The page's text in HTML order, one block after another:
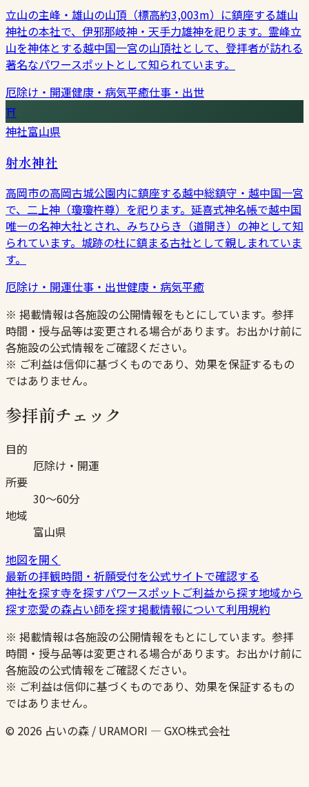
立山の主峰・雄山の山頂（標高約3,003m）に鎮座する雄山
神社の本社で、伊邪那岐神・天手力雄神を祀ります。霊峰立
山を神体とする越中国一宮の山頂社として、登拝者が訪れる
著名なパワースポットとして知られています。
厄除け・開運健康・病気平癒仕事・出世
⛩
神社富山県
射水神社
高岡市の高岡古城公園内に鎮座する越中総鎮守・越中国一宮
で、二上神（瓊瓊杵尊）を祀ります。延喜式神名帳で越中国
唯一の名神大社とされ、みちひらき（道開き）の神として知
られています。城跡の杜に鎮まる古社として親しまれていま
す。
厄除け・開運仕事・出世健康・病気平癒
※ 掲載情報は各施設の公開情報をもとにしています。参拝
時間・授与品等は変更される場合があります。お出かけ前に
各施設の公式情報をご確認ください。
※ ご利益は信仰に基づくものであり、効果を保証するもの
ではありません。
参拝前チェック
目的
厄除け・開運
所要
30〜60分
地域
富山県
地図を開く
最新の拝観時間・祈願受付を公式サイトで確認する
神社を探す寺を探すパワースポットご利益から探す地域から
探す恋愛の森占い師を探す掲載情報について利用規約
※ 掲載情報は各施設の公開情報をもとにしています。参拝
時間・授与品等は変更される場合があります。お出かけ前に
各施設の公式情報をご確認ください。
※ ご利益は信仰に基づくものであり、効果を保証するもの
ではありません。
© 2026 占いの森 / URAMORI — GXO株式会社